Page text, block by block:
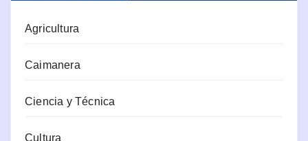
Agricultura
Caimanera
Ciencia y Técnica
Cultura